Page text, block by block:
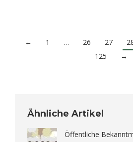
← 1 … 26 27
125
→
Ähnliche Artikel
Öffentliche